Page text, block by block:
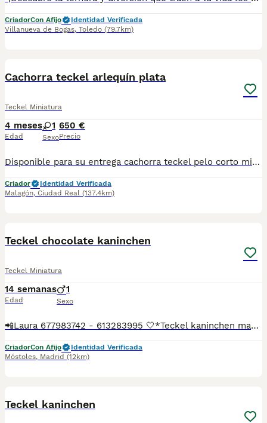
CriadorCon Afijo
Identidad Verificada
Villanueva de Bogas, Toledo (79.7km)
Cachorra teckel arlequín plata
Teckel Miniatura
4 meses
Edad
1
Sexo
650 €
Precio
Disponible para su entrega cachorra teckel pelo corto miniatura, arlequín plata,está vacunada y desparasitada,se puede ver sin compromiso
Criador
Identidad Verificada
Malagón, Ciudad Real (137.4km)
Teckel chocolate kaninchen
Teckel Miniatura
14 semanas
Edad
1
Sexo
📲Laura 677983742 - 613283995 🤍*Teckel kaninchen macho chocolate *🤍 ¿Buscas un nuevo compañero para tu hogar? ❤️ Tenemos preciosos cachorros listos para encontrar una familia responsable. ✅ Vacunados ✅ Desparasitados ✅ Cartilla sanitaria ✅ Garantías incluidas ✅ Máxima atención y cuidado Se hacen envíos a toda España: Andalucía: Almería, Cádiz, Córdoba, Granada, Huelva, Jaén, Málaga, Sevilla.Aragón: Huesca, Teruel, Zaragoza.Asturias: Oviedo.Baleares: Palma.Canarias: Las Palmas de Gran Canaria, Santa Cruz de Tenerife.Cantabria: Santander.Castilla-La Mancha: Albacete, Ciudad Real, Cuenca, Guadalajara, Toledo.Castilla y León: Ávila, Burgos, León, Palencia, Salamanca, Segovia, Soria, Valladolid, Zamora.Cataluña: Barcelona, Gerona (Girona), Lérida (Lleida), Tarragona.Comunidad Valenciana: Alicante, Castellón de la Plana, Valencia.Extremadura: Badajoz, Cáceres.Galicia: La Coruña (A Coruña), Lugo, Orense (Ourense), Pontevedra.La Rioja: Logroño.Madrid: Madrid.Murcia: Murcia.Navarra: Pamplona.País Vasco: Bilbao (Vizcaya), San Sebastián (Guipúzcoa), Vitoria (Álava). 🐾 Cachorros sanos, sociables y criados con mucho cariño. 📲 ¡Pregunta sin compromiso por disponibilidad, fotos y precios por mensaje privado!
CriadorCon Afijo
Identidad Verificada
Móstoles, Madrid (12km)
Teckel kaninchen